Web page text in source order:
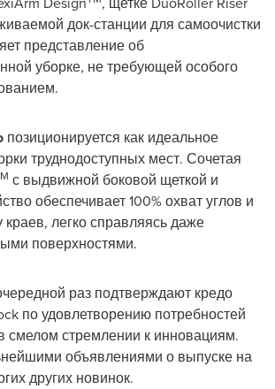
док-станции для самоочистки
представление об
уборке, не требующей особого
позиционируется как идеальное
труднодоступных мест. Сочетая
с выдвижной боковой щеткой и
обеспечивает 100% охват углов и
краев, легко справляясь даже
поверхностями.
раз подтверждают кредо
по удовлетворению потребностей
смелом стремлении к инновациям.
объявлениями о выпуске на
других новинок.